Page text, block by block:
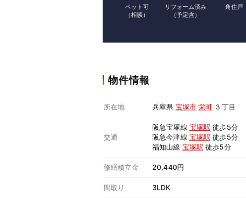
ペット可
（相談）
リフォーム済み
（予定含）
角住戸
物件情報
所在地 兵庫県 宝塚市 栄町 ３丁目
交通
阪急宝塚線 宝塚駅 徒歩5分
阪急今津線 宝塚駅 徒歩5分
福知山線 宝塚駅 徒歩5分
修繕積立金 20,440円
間取り 3LDK